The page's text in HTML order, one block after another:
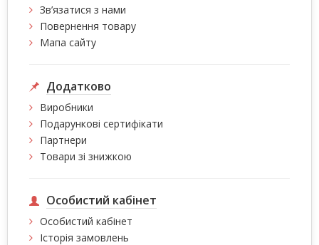
Зв’язатися з нами
Повернення товару
Мапа сайту
Додатково
Виробники
Подарункові сертифікати
Партнери
Товари зі знижкою
Особистий кабінет
Особистий кабінет
Історія замовлень